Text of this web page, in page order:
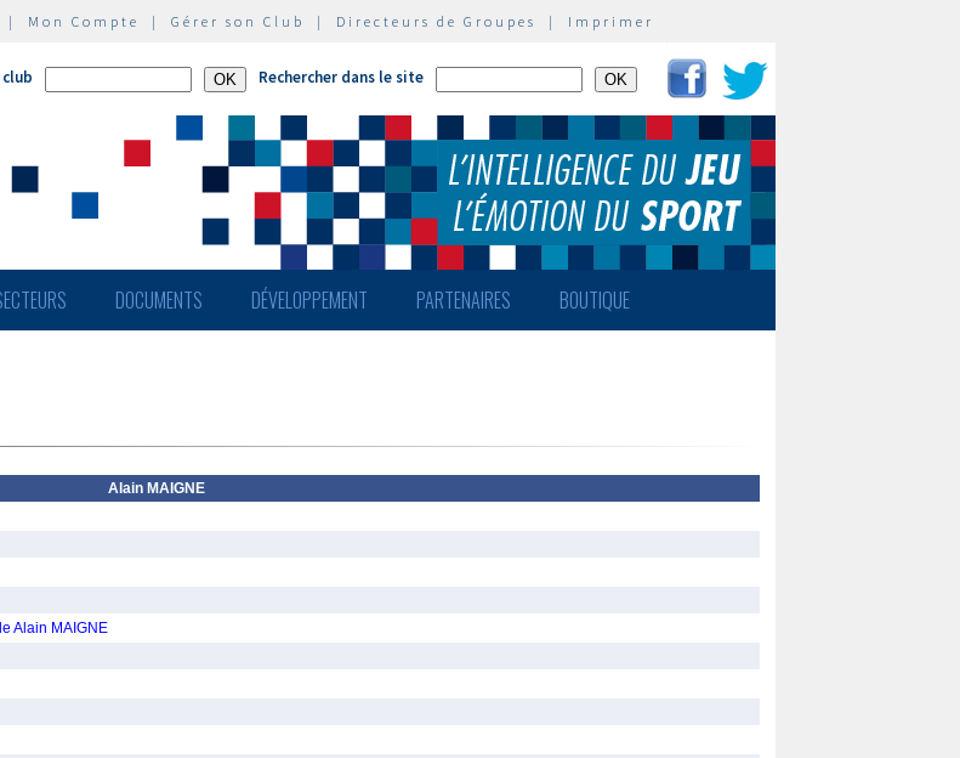
| Mon Compte | Gérer son Club | Directeurs de Groupes | Imprimer
club Rechercher dans le site
DOCUMENTS DÉVELOPPEMENT PARTENAIRES BOUTIQUE
Alain MAIGNE
Alain MAIGNE